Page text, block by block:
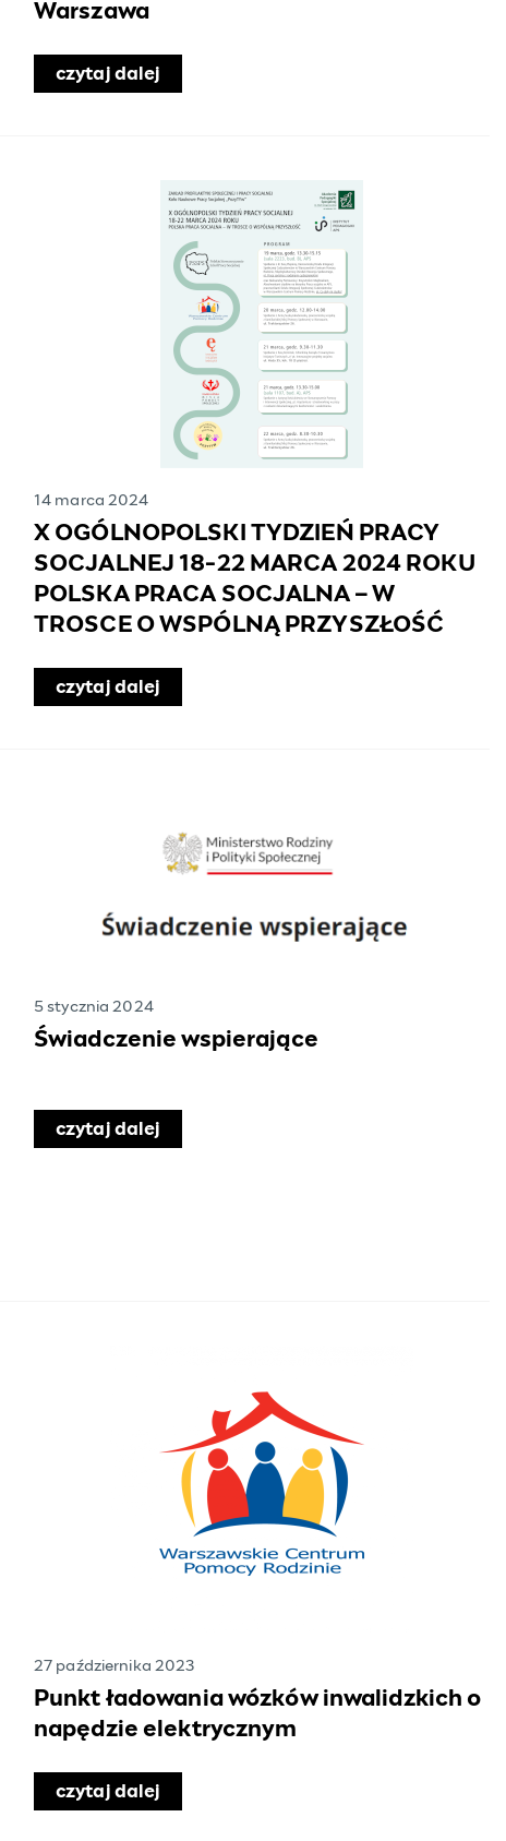
Warszawa
czytaj dalej
14 marca 2024
X OGÓLNOPOLSKI TYDZIEŃ PRACY
SOCJALNEJ 18-22 MARCA 2024 ROKU
POLSKA PRACA SOCJALNA – W
TROSCE O WSPÓLNĄ PRZYSZŁOŚĆ
czytaj dalej
5 stycznia 2024
Świadczenie wspierające
czytaj dalej
27 października 2023
Punkt ładowania wózków inwalidzkich o
napędzie elektrycznym
czytaj dalej